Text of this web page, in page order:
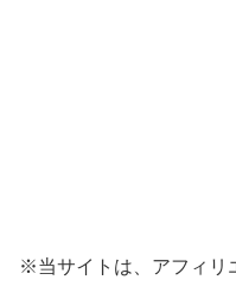
※当サイトは、アフィリ